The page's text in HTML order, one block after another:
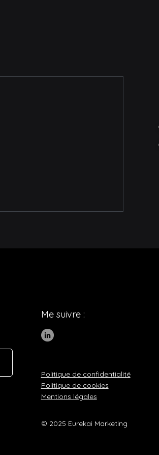
Me suivre :
Politique de confidentialité
Politique de cookies
Mentions légales
© 2025 Eurekai Marketing